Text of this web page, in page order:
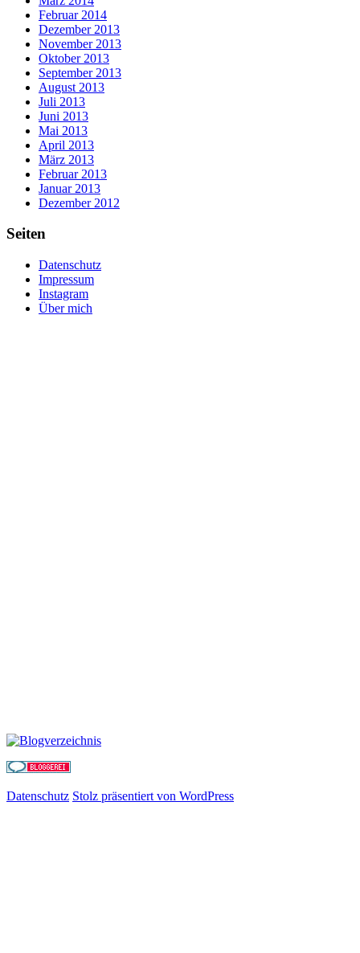
Februar 2014
Dezember 2013
November 2013
Oktober 2013
September 2013
August 2013
Juli 2013
Juni 2013
Mai 2013
April 2013
März 2013
Februar 2013
Januar 2013
Dezember 2012
Seiten
Datenschutz
Impressum
Instagram
Über mich
Datenschutz Stolz präsentiert von WordPress